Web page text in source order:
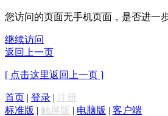
您访问的页面无手机页面，是否进一
继续访问
返回上一页
[ 点击这里返回上一页 ]
首页 | 登录 | 注册
标准版 | 触屏版 | 电脑版 | 客户端